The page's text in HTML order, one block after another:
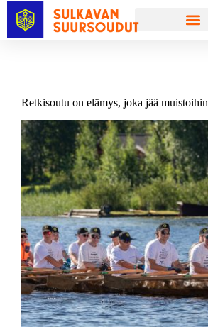
Retkisoutu on elämys, joka jää muistoihin